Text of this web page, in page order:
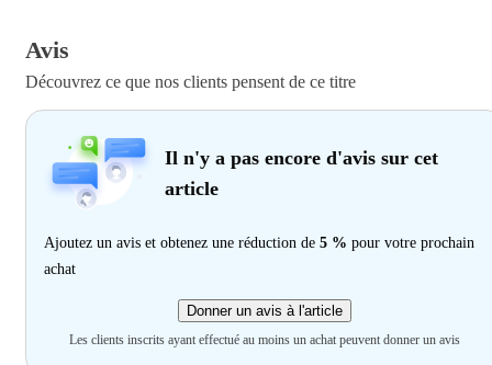
Avis
Découvrez ce que nos clients pensent de ce titre
Il n'y a pas encore d'avis sur cet
article
Ajoutez un avis et obtenez une réduction de 5 % pour votre prochain
achat
Donner un avis à l'article
Les clients inscrits ayant effectué au moins un achat peuvent donner un avis